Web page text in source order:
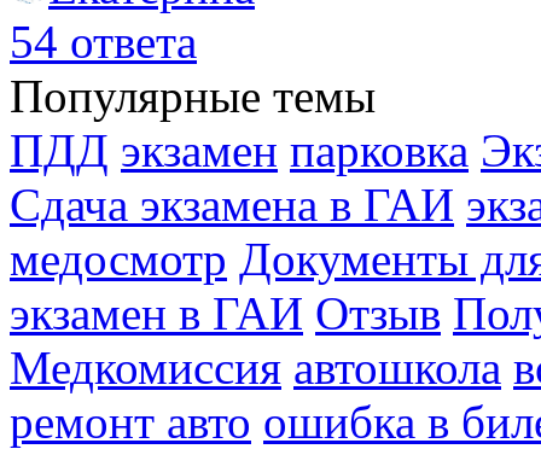
54 ответа
Популярные темы
ПДД экзамен парковка
Сдача экзамена в ГАИ
медосмотр Документы
экзамен в ГАИ Отзыв
Медкомиссия автошкола
ремонт авто ошибка в